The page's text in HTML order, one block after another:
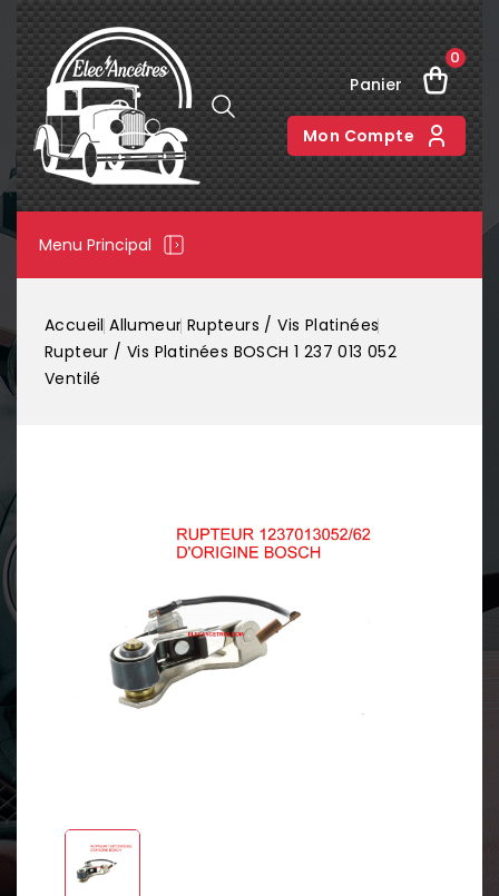
Panier
0
Mon Compte
Menu Principal
Accueil Allumeur Rupteurs / Vis Platinées
Rupteur / Vis Platinées BOSCH 1 237 013 052
Ventilé